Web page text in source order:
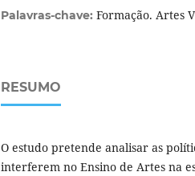
Palavras-chave: Formação. Artes
RESUMO
O estudo pretende analisar as
interferem no Ensino de Artes na